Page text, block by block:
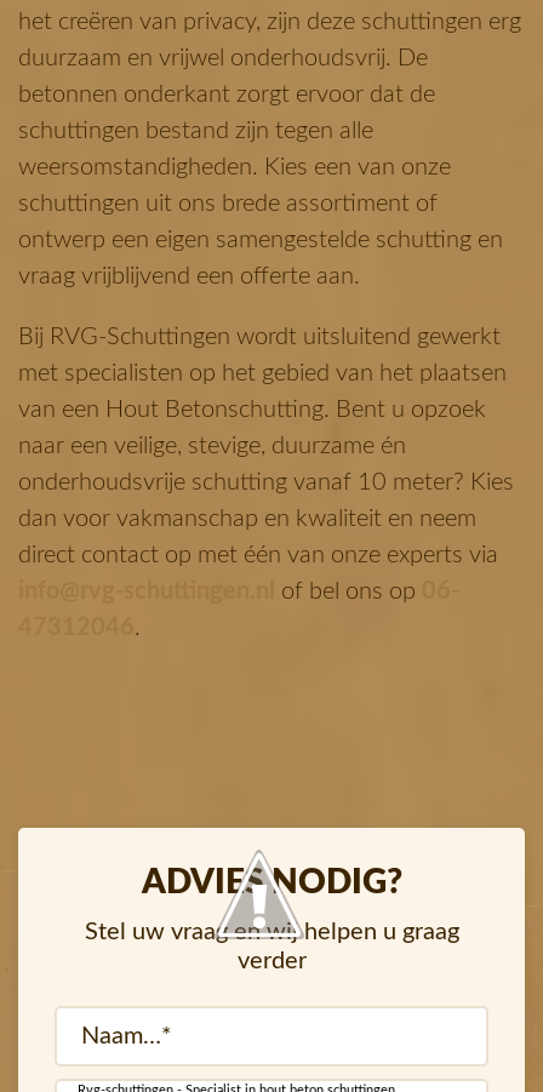
het creëren van privacy, zijn deze schuttingen erg
duurzaam en vrijwel onderhoudsvrij. De
betonnen onderkant zorgt ervoor dat de
schuttingen bestand zijn tegen alle
weersomstandigheden. Kies een van onze
schuttingen uit ons brede assortiment of
ontwerp een eigen samengestelde schutting en
vraag vrijblijvend een offerte aan.
Bij RVG-Schuttingen wordt uitsluitend gewerkt
met specialisten op het gebied van het plaatsen
van een Hout Betonschutting. Bent u opzoek
naar een veilige, stevige, duurzame én
onderhoudsvrije schutting vanaf 10 meter? Kies
dan voor vakmanschap en kwaliteit en neem
direct contact op met één van onze experts via
of bel ons op
.
ADVIES NODIG?
Stel uw vraag en wij helpen u graag
verder
Naam
(Vereist)